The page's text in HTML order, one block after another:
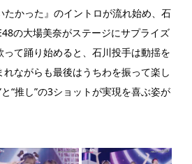
たかった』のイントロが流れ始め、石
の大場美奈がステージにサプライズ
て踊り始めると、石川投手は動揺を
ながらも最後はうちわを振って楽し
“推し”の3ショットが実現を喜ぶ姿が